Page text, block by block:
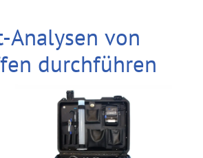
Analysen von
durchführen